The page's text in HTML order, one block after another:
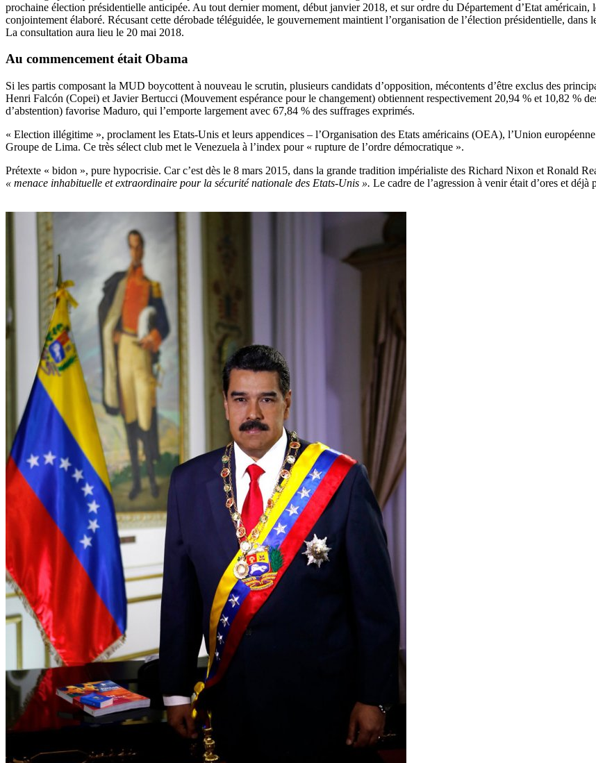
prochaine élection présidentielle anticipée. Au tout dernier moment, début janvier 2018, et sur ordre du Département d’Etat
conjointement élaboré. Récusant cette dérobade téléguidée, le gouvernement maintient l’organisation de l’élection présidentielle,
La consultation aura lieu le 20 mai 2018.
Au commencement était Obama
Si les partis composant la MUD boycottent à nouveau le scrutin, plusieurs candidats d’opposition, mécontents d’être exclus des
Henri Falcón (Copei) et Javier Bertucci (Mouvement espérance pour le changement) obtiennent respectivement 20,94 % et 10,82 %
d’abstention) favorise Maduro, qui l’emporte largement avec 67,84 % des suffrages exprimés.
« Election illégitime », proclament les Etats-Unis et leurs appendices – l’Organisation des Etats américains (OEA), l’Union
Groupe de Lima. Ce très sélect club met le Venezuela à l’index pour « rupture de l’ordre démocratique ».
Prétexte « bidon », pure hypocrisie. Car c’est dès le 8 mars 2015, dans la grande tradition impérialiste des Richard Nixon et Ronald
« menace inhabituelle et extraordinaire pour la sécurité nationale des Etats-Unis ». Le cadre de l’agression à venir était d’ores et déjà